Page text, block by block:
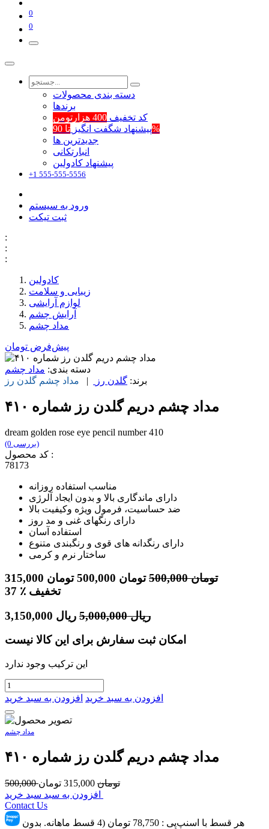
0
0
دسته بندی محصولات
برند‌ها
کد تخفیف 400 هزارتومن
پیشنهاد شگفت انگیزتا 90%
جدیدترین ها
انبارتکانی
پیشنهاد کادولین
+1 555-555-5556
ورود به سیستم
ثبت تیکت
:
:
:
کادولین
زیبایی و سلامت
لوازم آرایشی
آرایش چشم
مداد چشم
پیش‌فرض تومان
دسته بندی: مداد چشم
برند: گلدن رز | مداد چشم گلدن رز
مداد چشم دریم گلدن رز شماره ۴۱۰
dream golden rose eye pencil number 410
(0 بررسی)
کد محصول :
78173
مناسب استفاده روزانه
دارای ماندگاری بالا و بدون ایجاد آلرژی
ضد حساسیت، فرمول ویژه وکیفیت بالا
دارای رنگهای غنی و مد روز
استفاده آسان
دارای رنگدانه های قوی و رنگبندی متنوع
ساختار نرم و کرمی
315,000 تومان 500,000تومان 500,000 تومان
37
٪ تخفیف
3,150,000 ریال 5,000,000 ریال
امکان ثبت سفارش برای این کالا نیست
این ترکیب وجود ندارد
افزودن به سبد خرید افزودن به سبد خرید
مداد چشم
مداد چشم دریم گلدن رز شماره ۴۱۰
500,000 تومان 315,000 تومان
Contact Us
هر قسط با اسنپ‌پِی : 78,750
تومان (4 قسط ماهانه. بدون